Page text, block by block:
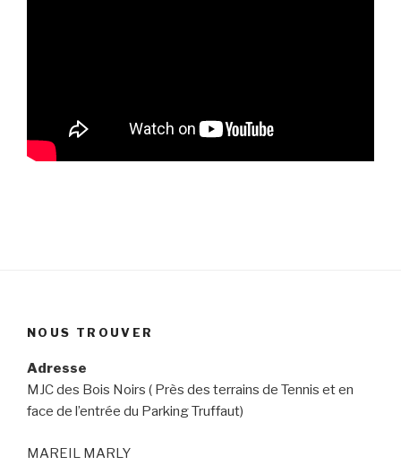
NOUS TROUVER
Adresse
MJC des Bois Noirs ( Près des terrains de Tennis et en
face de l’entrée du Parking Truffaut)
MAREIL MARLY